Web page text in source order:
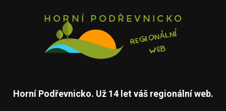
Horní Podřevnicko. Už 14 let váš regionální web.